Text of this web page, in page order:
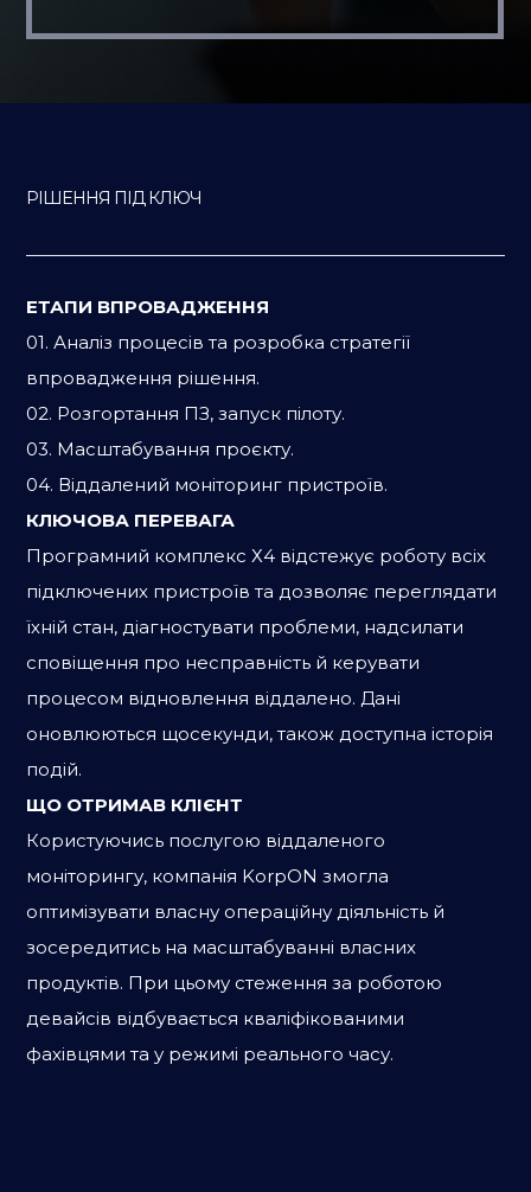
РІШЕННЯ ПІД КЛЮЧ
ЕТАПИ ВПРОВАДЖЕННЯ
01. Аналіз процесів та розробка стратегії
впровадження рішення.
02. Розгортання ПЗ, запуск пілоту.
03. Масштабування проєкту.
04. Віддалений моніторинг пристроїв.
КЛЮЧОВА ПЕРЕВАГА
Програмний комплекс Х4 відстежує роботу всіх
підключених пристроїв та дозволяє переглядати
їхній стан, діагностувати проблеми, надсилати
сповіщення про несправність й керувати
процесом відновлення віддалено. Дані
оновлюються щосекунди, також доступна історія
подій.
ЩО ОТРИМАВ КЛІЄНТ
Користуючись послугою віддаленого
моніторингу, компанія KorpON змогла
оптимізувати власну операційну діяльність й
зосередитись на масштабуванні власних
продуктів. При цьому стеження за роботою
девайсів відбувається кваліфікованими
фахівцями та у режимі реального часу.